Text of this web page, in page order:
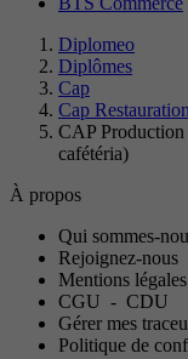
Diplomeo
Diplômes
Cap
Cap Restauration
CAP Production
cafétéria)
À propos
Qui sommes-
Rejoignez-nous
Mentions légales
CGU - CDU
Gérer mes
Politique de